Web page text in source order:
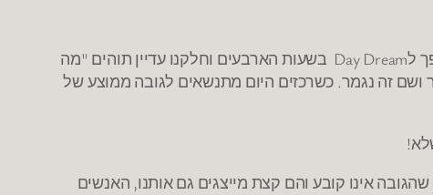
לכל אחד מאיתנו היה פעם את החלום "להיות שחקן כדורסל", כשהיינו ילדים פנטזנו על הרגע הזה, כשהתבגרנו זה הפך לDay Dream בשעות הארבעים וחלקנו עדיין תוהים "מה
ושם זה נגמר. כשרכזים היום מתנשאים לגובה ממוצע של
אינו קובע והם קצת מייצגים גם אותנו, האנשים